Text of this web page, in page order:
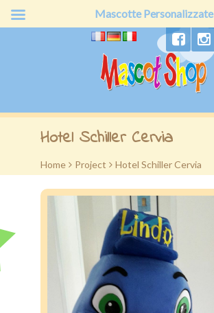
Home
Prodotti
Offerte
Preventivo
Clienti
Hotel Schiller Cervia
Home > Project > Hotel Schiller Cervia
Mascotte Personalizzate